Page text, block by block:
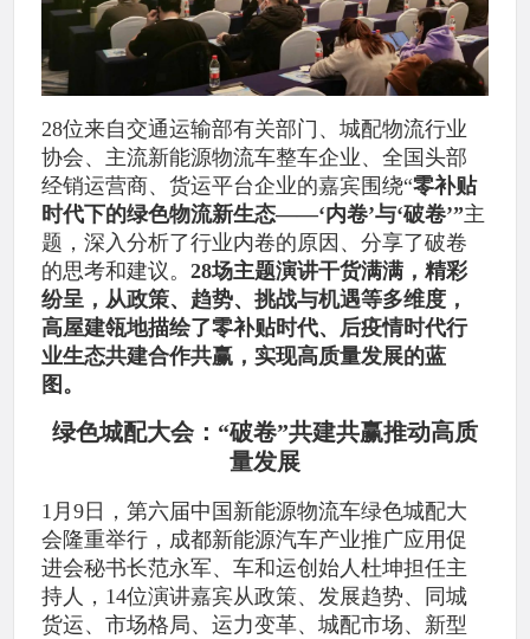
28位来自交通运输部有关部门、城配物流行业
协会、主流新能源物流车整车企业、全国头部
经销运营商、货运平台企业的嘉宾围绕“零补贴
时代下的绿色物流新生态——‘内卷’与‘破卷’”主
题，深入分析了行业内卷的原因、分享了破卷
的思考和建议。28场主题演讲干货满满，精彩
纷呈，从政策、趋势、挑战与机遇等多维度，
高屋建瓴地描绘了零补贴时代、后疫情时代行
业生态共建合作共赢，实现高质量发展的蓝
图。
绿色城配大会：“破卷”共建共赢推动高质
量发展
1月9日，第六届中国新能源物流车绿色城配大
会隆重举行，成都新能源汽车产业推广应用促
进会秘书长范永军、车和运创始人杜坤担任主
持人，14位演讲嘉宾从政策、发展趋势、同城
货运、市场格局、运力变革、城配市场、新型